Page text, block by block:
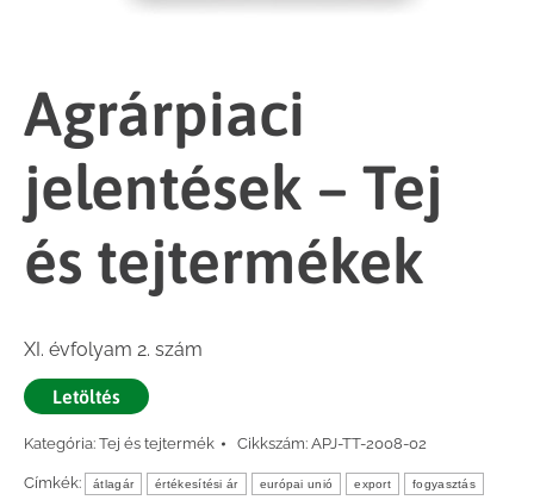
Agrárpiaci
jelentések – Tej
és tejtermékek
XI. évfolyam 2. szám
Letöltés
Kategória: Tej és tejtermék Cikkszám: APJ-TT-2008-02
Címkék: átlagár értékesítési ár európai unió export fogyasztás